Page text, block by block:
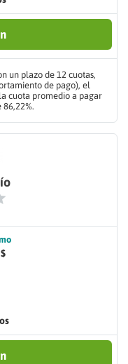
un plazo de 12 cuotas,
de pago), el
cuota promedio a pagar
86,22%.